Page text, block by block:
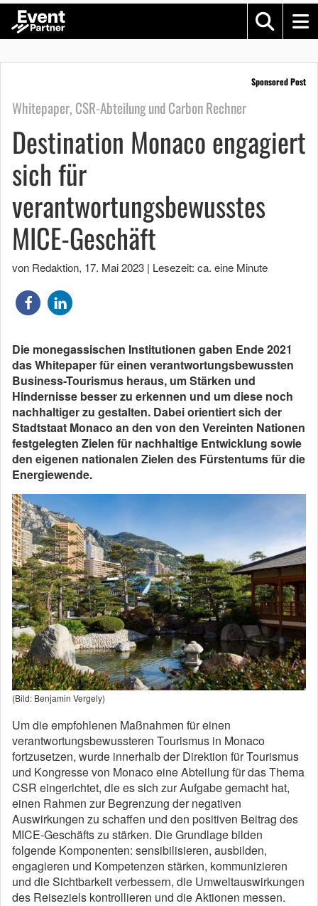
Sponsored Post
Whitepaper, CSR-Abteilung und Carbon Rechner
Destination Monaco engagiert
sich für
verantwortungsbewusstes
MICE-Geschäft
von Redaktion, 17. Mai 2023 | Lesezeit: ca. eine Minute
Die monegassischen Institutionen gaben Ende 2021
das Whitepaper für einen verantwortungsbewussten
Business-Tourismus heraus, um Stärken und
Hindernisse besser zu erkennen und um diese noch
nachhaltiger zu gestalten. Dabei orientiert sich der
Stadtstaat Monaco an den von den Vereinten Nationen
festgelegten Zielen für nachhaltige Entwicklung sowie
den eigenen nationalen Zielen des Fürstentums für die
Energiewende.
(Bild: Benjamin Vergely)
Um die empfohlenen Maßnahmen für einen
verantwortungsbewussteren Tourismus in Monaco
fortzusetzen, wurde innerhalb der Direktion für Tourismus
und Kongresse von Monaco eine Abteilung für das Thema
CSR eingerichtet, die es sich zur Aufgabe gemacht hat,
einen Rahmen zur Begrenzung der negativen
Auswirkungen zu schaffen und den positiven Beitrag des
MICE-Geschäfts zu stärken. Die Grundlage bilden
folgende Komponenten: sensibilisieren, ausbilden,
engagieren und Kompetenzen stärken, kommunizieren
und die Sichtbarkeit verbessern, die Umweltauswirkungen
des Reiseziels kontrollieren und die Aktionen messen.